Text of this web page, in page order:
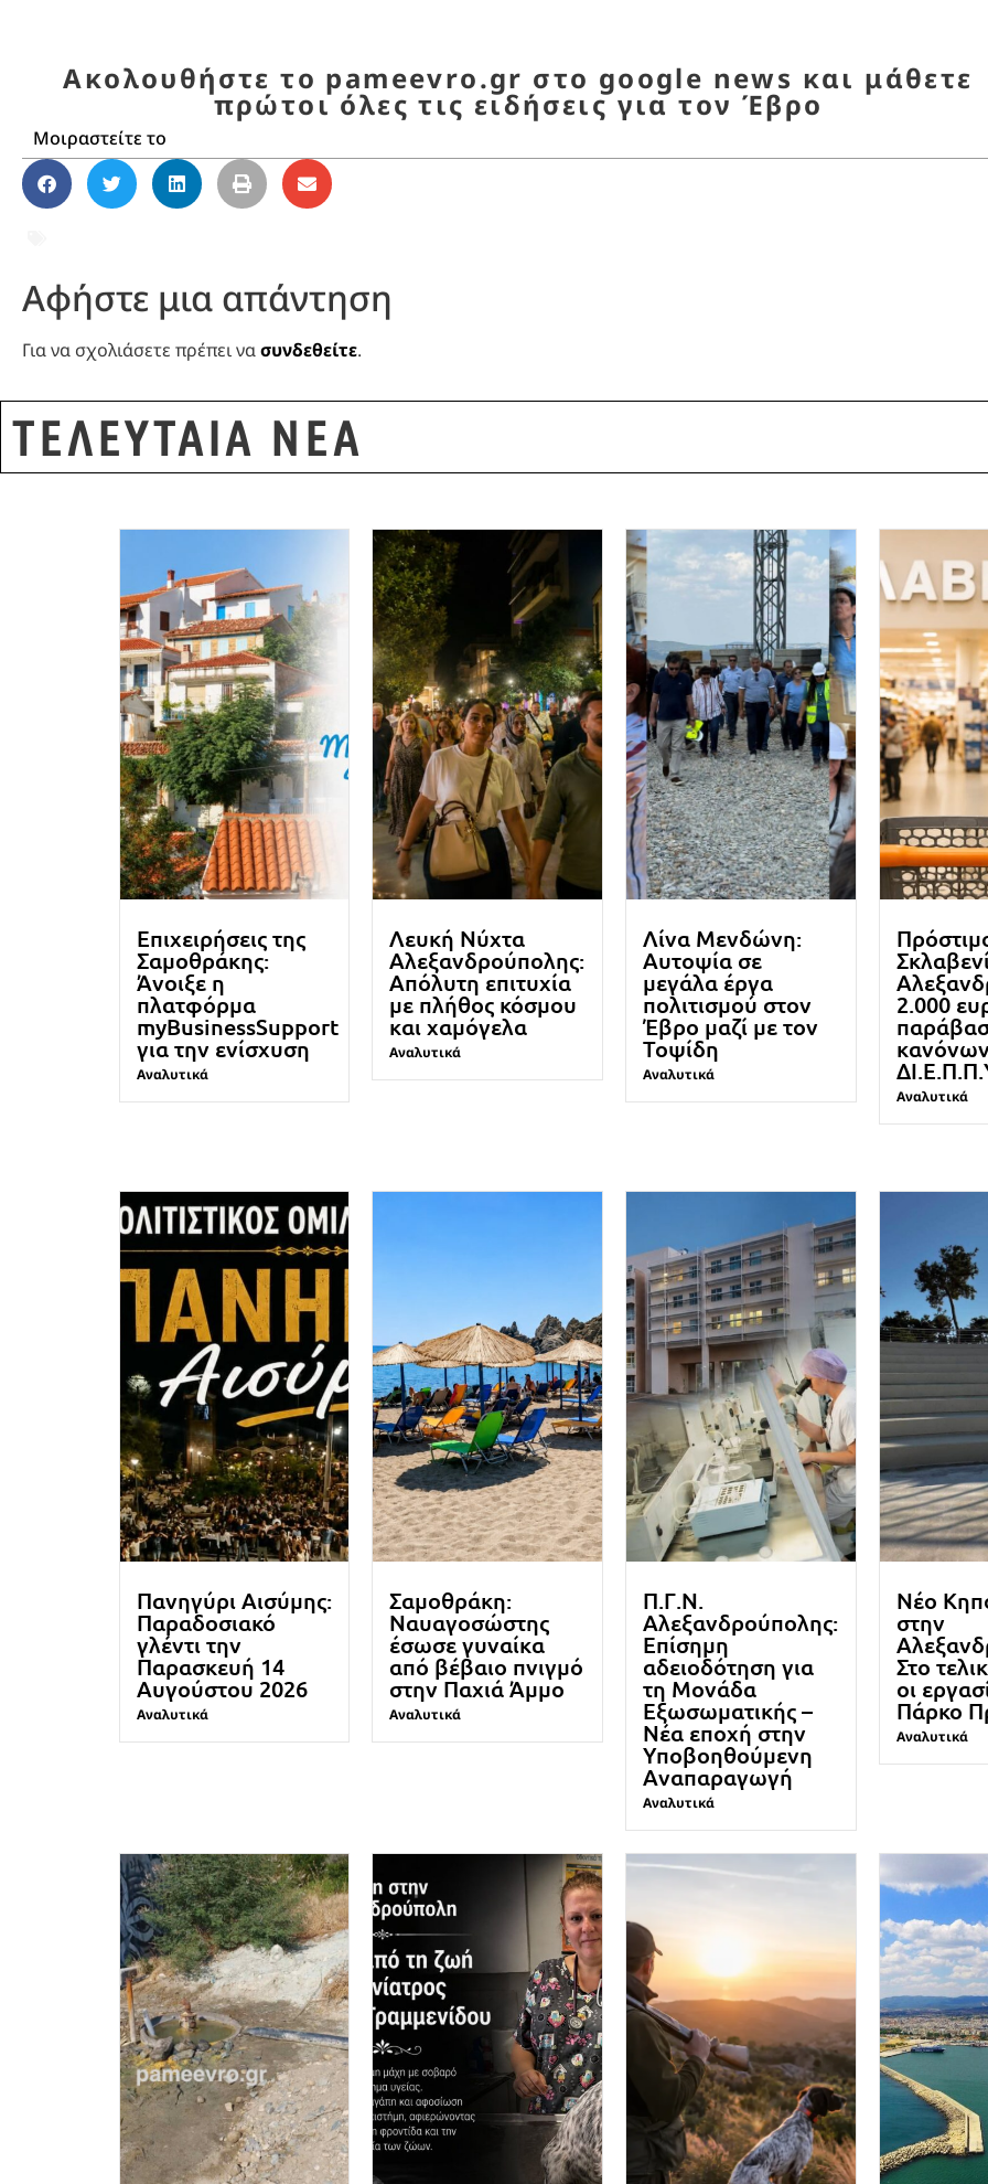
Ακολουθήστε το pameevro.gr στο google news και μάθετε
πρώτοι όλες τις ειδήσεις για τον Έβρο
Μοιραστείτε το
Αφήστε μια απάντηση
Για να σχολιάσετε πρέπει νασυνδεθείτε.
ΤΕΛΕΥΤΑΙΑ ΝΕΑ
Επιχειρήσεις της
Σαμοθράκης:
Άνοιξε η
πλατφόρμα
myBusinessSupport
για την ενίσχυση
Αναλυτικά
Λευκή Νύχτα
Αλεξανδρούπολης:
Απόλυτη επιτυχία
με πλήθος κόσμου
και χαμόγελα
Αναλυτικά
Λίνα Μενδώνη:
Αυτοψία σε
μεγάλα έργα
πολιτισμού στον
Έβρο μαζί με τον
Τοψίδη
Αναλυτικά
2.000
Αναλυτικά
Πανηγύρι Αισύμης:
Παραδοσιακό
γλέντι την
Παρασκευή 14
Αυγούστου 2026
Αναλυτικά
Σαμοθράκη:
Ναυαγοσώστης
έσωσε γυναίκα
από βέβαιο πνιγμό
στην Παχιά Άμμο
Αναλυτικά
Π.Γ.Ν.
Αλεξανδρούπολης:
Επίσημη
αδειοδότηση για
τη Μονάδα
Εξωσωματικής –
Νέα εποχή στην
Υποβοηθούμενη
Αναπαραγωγή
Αναλυτικά
Νέο
στην
Στο
οι
Πάρκο
Αναλυτικά